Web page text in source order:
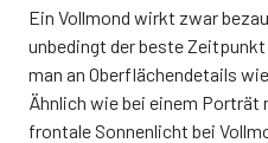
Ein Vollmond wirkt zwar
unbedingt der beste
man an Oberflächendetails
Ähnlich wie bei einem
frontale Sonnenlicht bei